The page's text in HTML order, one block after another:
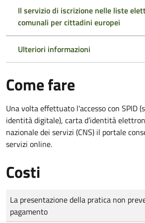
Il servizio di iscrizione nelle liste
comunali per cittadini europei
Ulteriori informazioni
Come fare
Una volta effettuato l'accesso con SPID
identità digitale), carta d’identità
nazionale dei servizi (CNS) il portale
servizi online.
Costi
Tipo di pagamento
Importo
La presentazione della pratica non
pagamento